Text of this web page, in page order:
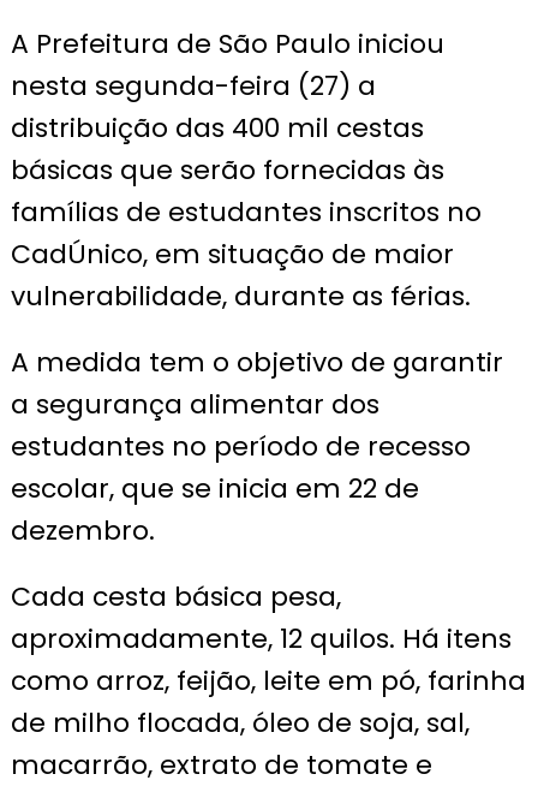
A Prefeitura de São Paulo iniciou
nesta segunda-feira (27) a
distribuição das 400 mil cestas
básicas que serão fornecidas às
famílias de estudantes inscritos no
CadÚnico, em situação de maior
vulnerabilidade, durante as férias.
A medida tem o objetivo de garantir
a segurança alimentar dos
estudantes no período de recesso
escolar, que se inicia em 22 de
dezembro.
Cada cesta básica pesa,
aproximadamente, 12 quilos. Há itens
como arroz, feijão, leite em pó, farinha
de milho flocada, óleo de soja, sal,
macarrão, extrato de tomate e